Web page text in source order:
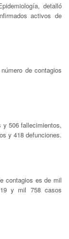
detalló
activos de
de contagios
506 fallecimientos,
y 418 defunciones.
contagios es de mil
y mil 758 casos